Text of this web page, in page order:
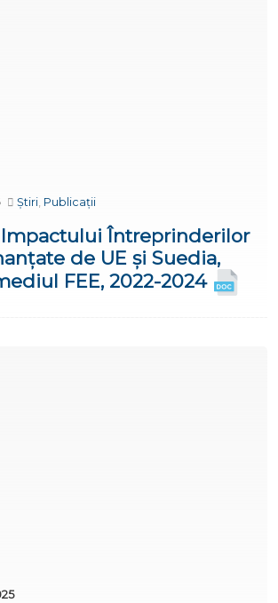
Știri, Publicații
Impactului Întreprinderilor
de UE și Suedia,
FEE, 2022-2024